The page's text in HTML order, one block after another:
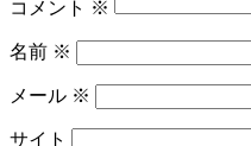
コメント ※
名前 ※
メール ※
サイト